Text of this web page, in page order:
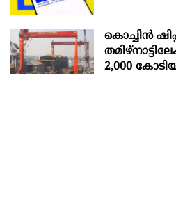
കൊച്ചിന്‍
2,000